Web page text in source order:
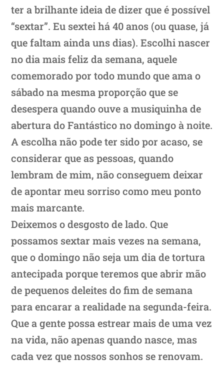
ter a brilhante ideia de dizer que é possível
“sextar”. Eu sextei há 40 anos (ou quase, já
que faltam ainda uns dias). Escolhi nascer
no dia mais feliz da semana, aquele
comemorado por todo mundo que ama o
sábado na mesma proporção que se
desespera quando ouve a musiquinha de
abertura do Fantástico no domingo à noite.
A escolha não pode ter sido por acaso, se
considerar que as pessoas, quando
lembram de mim, não conseguem deixar
de apontar meu sorriso como meu ponto
mais marcante.
Deixemos o desgosto de lado. Que
possamos sextar mais vezes na semana,
que o domingo não seja um dia de tortura
antecipada porque teremos que abrir mão
de pequenos deleites do fim de semana
para encarar a realidade na segunda-feira.
Que a gente possa estrear mais de uma vez
na vida, não apenas quando nasce, mas
cada vez que nossos sonhos se renovam.